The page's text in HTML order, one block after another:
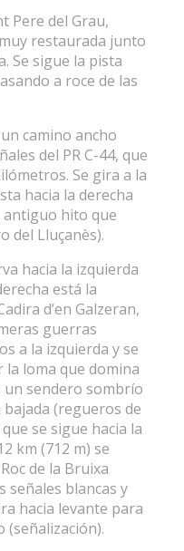
Pere del Grau,
restaurada junto
Se sigue la pista
a roce de las
camino ancho
del PR C-44, que
Se gira a la
hacia la derecha
antiguo hito que
del Lluçanès).
hacia la izquierda
está la
d’en Galzeran,
guerras
a la izquierda y se
la loma que domina
un sendero sombrío
(regueros de
se sigue hacia la
km (712 m) se
de la Bruixa
señales blancas y
hacia levante para
(señalización).